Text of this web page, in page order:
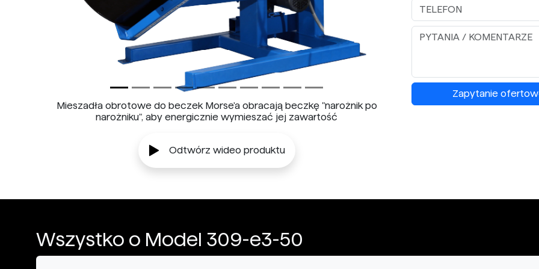
Mieszadła obrotowe do beczek Morse'a obracają beczkę "narożnik po
narożniku", aby energicznie wymieszać jej zawartość
Odtwórz wideo produktu
Zapytanie
Wszystko o Model 309-e3-50